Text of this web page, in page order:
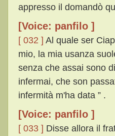
appresso il domandò
[Voice: panfilo ]
[ 032 ] Al quale ser
mio, la mia usanza
senza che assai sono
infermai, che son
infermità m'ha data ” .
[Voice: panfilo ]
[ 033 ] Disse allora il